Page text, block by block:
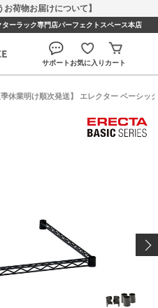
お荷物お届けについて】
ーラック専門店パーフェクトスペース本店
サポートお気に入り カート
休業明け順次発送】 エレクター ベーシッ